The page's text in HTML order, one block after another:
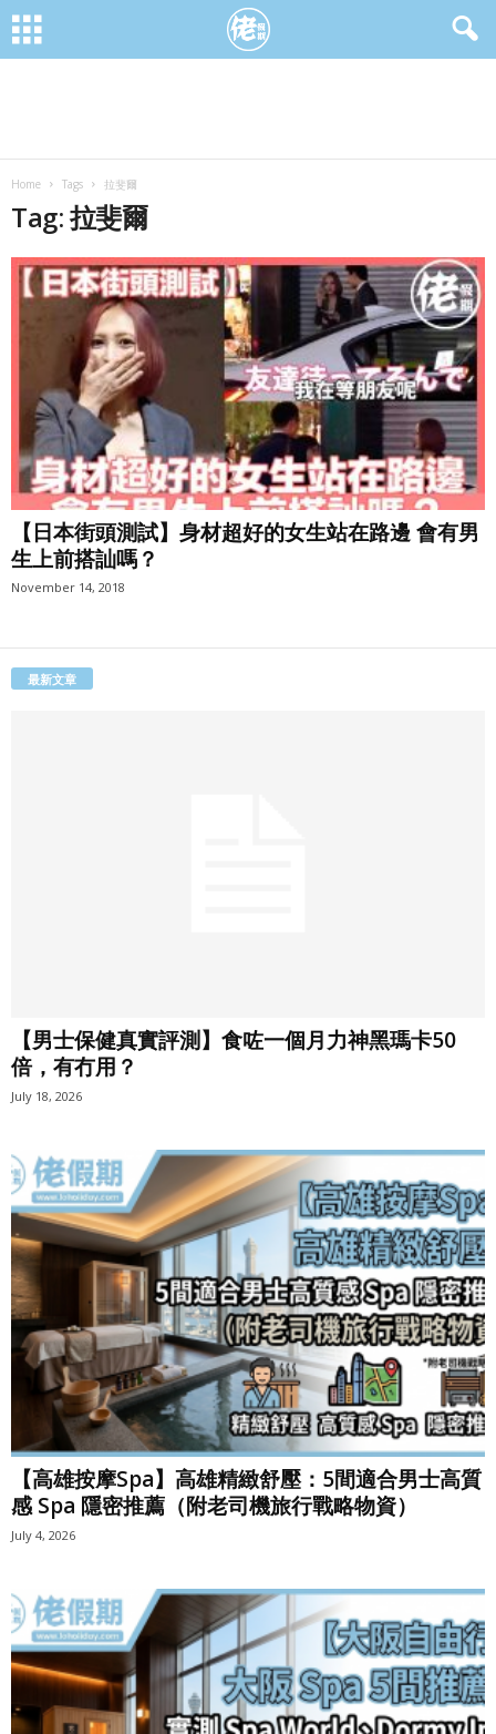
Home Tags 拉斐爾
Tag: 拉斐爾
【日本街頭測試】身材超好的女生站在路邊 會有男
生上前搭訕嗎？
November 14, 2018
最新文章
【男士保健真實評測】食咗一個月力神黑瑪卡50
倍，有冇用？
July 18, 2026
【高雄按摩Spa】高雄精緻舒壓：5間適合男士高質
感 Spa 隱密推薦（附老司機旅行戰略物資）
July 4, 2026